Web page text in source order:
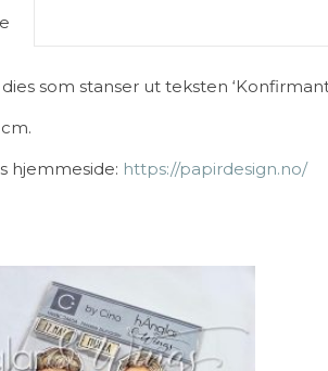
som stanser ut teksten
cm.
hjemmeside: https://papirdesign.no/